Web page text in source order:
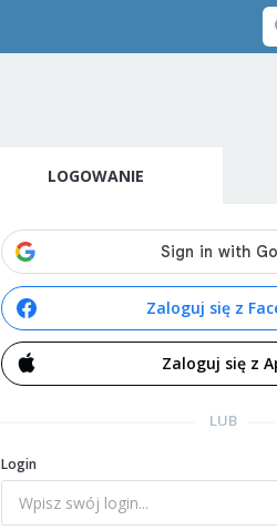
LOGOWANIE
Zaloguj się z
Zaloguj się z
LUB
Login